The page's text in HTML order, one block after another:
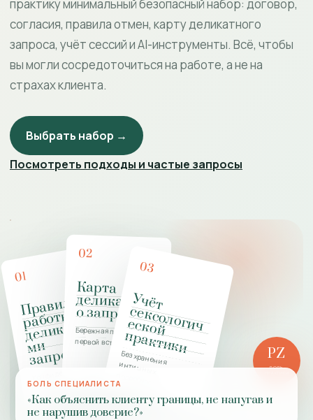
практику минимальный безопасный набор: договор,
согласия, правила отмен, карту деликатного
запроса, учёт сессий и AI-инструменты. Всё, чтобы
вы могли сосредоточиться на работе, а не на
страхах клиента.
Выбрать набор →
Посмотреть подходы и частые запросы
01
П
рав
и
ла
работ
ы с
де
л
икат
н
ы
м
и
за
п
роса
м
и
Конфиденциальность,
границы,
добровольность
02
Карта
деликатног
о запроса
Бережная подготовка к
первой встрече
03
У
ч
ё
т
с
е
к
с
о
л
о
ги
ч
е
с
к
о
й
п
р
а
к
т
и
к
и
Без хранения интимных
подробностей
PZ
РОЛЬ
БОЛЬ СПЕЦИАЛИСТА
«Как объяснить клиенту границы, не напугав и
не нарушив доверие?»